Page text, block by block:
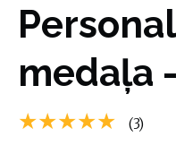
medaļa
★★★★★ (3)